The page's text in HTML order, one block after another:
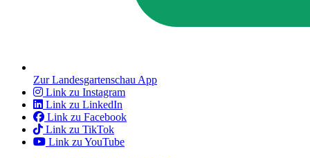
Zur Landesgartenschau App
Link zu Instagram
Link zu LinkedIn
Link zu Facebook
Link zu TikTok
Link zu YouTube